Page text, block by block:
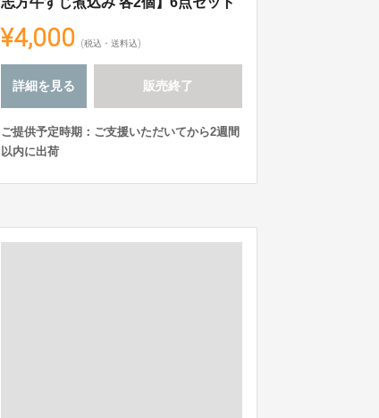
¥4,000 (税込・送料込)
詳細を見る 販売終了
ご提供予定時期：ご支援いただいてから2週間
以内に出荷